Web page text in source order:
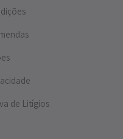
de Litígios